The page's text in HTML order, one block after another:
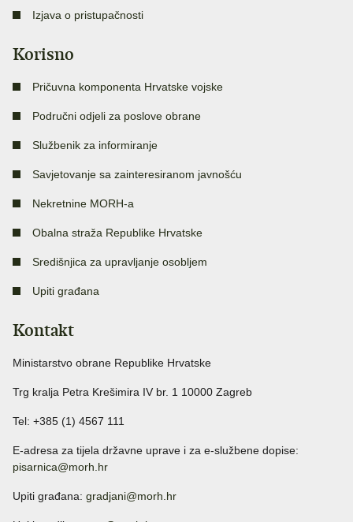
Izjava o pristupačnosti
Korisno
Pričuvna komponenta Hrvatske vojske
Područni odjeli za poslove obrane
Službenik za informiranje
Savjetovanje sa zainteresiranom javnošću
Nekretnine MORH-a
Obalna straža Republike Hrvatske
Središnjica za upravljanje osobljem
Upiti građana
Kontakt
Ministarstvo obrane Republike Hrvatske
Trg kralja Petra Krešimira IV br. 1 10000 Zagreb
Tel: +385 (1) 4567 111
E-adresa za tijela državne uprave i za e-službene dopise:
pisarnica@morh.hr
Upiti građana: gradjani@morh.hr